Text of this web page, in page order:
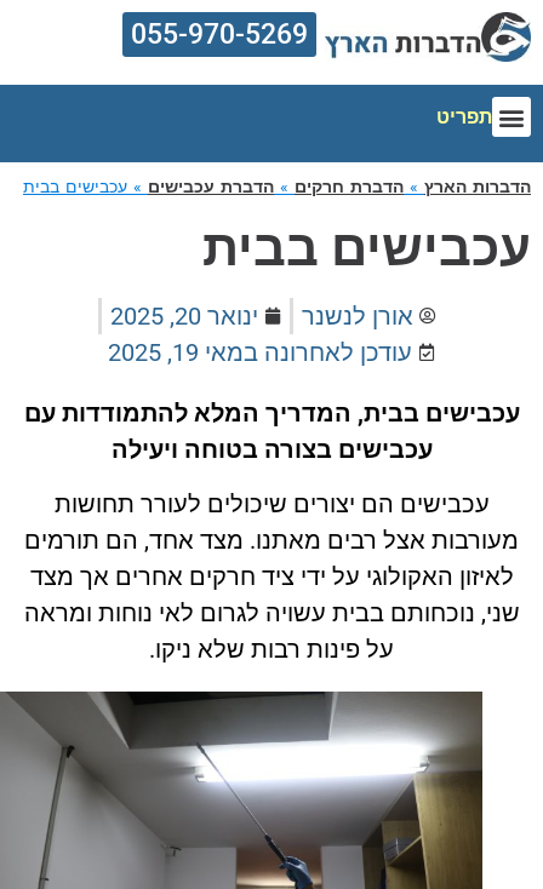
055-970-5269
תפריט
הארץ»הדברת חרקים»הדברת עכבישים»עכבישים בבית
בבית
אורן לנשנר
ינואר 20, 2025
עודכן לאחרונה במאי 19, 2025
בבית, המדריך המלא להתמודדות עם
עכבישים בצורה בטוחה ויעילה
עכבישים הם יצורים שיכולים לעורר תחושות
אצל רבים מאתנו. מצד אחד, הם תורמים
האקולוגי על ידי ציד חרקים אחרים אך מצד
נוכחותם בבית עשויה לגרום לאי נוחות ומראה
על פינות רבות שלא ניקו.